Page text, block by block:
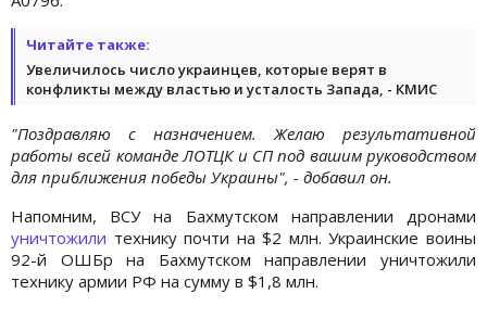
Читайте также:
Увеличилось число украинцев, которые верят в
конфликты между властью и усталость Запада, - КМИС
"Поздравляю с назначением. Желаю результативной
работы всей команде ЛОТЦК и СП под вашим руководством
для приближения победы Украины", - добавил он.
Напомним, ВСУ на Бахмутском направлении дронами
уничтожили технику почти на $2 млн. Украинские воины
92-й ОШБр на Бахмутском направлении уничтожили
технику армии РФ на сумму в $1,8 млн.